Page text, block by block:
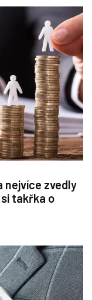
nejvíce zvedly
takřka o